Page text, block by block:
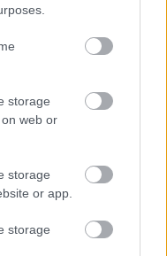
storage
web or
storage
or app.
storage
Åsebø seg for
for sykling.
sa Uno-X
er fremmed for å
åpner